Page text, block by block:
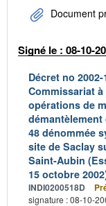
Document
Signé le : 08-10-
Décret no
Commissariat
opérations de
48 dénommée
site de Saclay
Saint-Aubin
15 octobre
INDI0200518D
signature : 08-10-